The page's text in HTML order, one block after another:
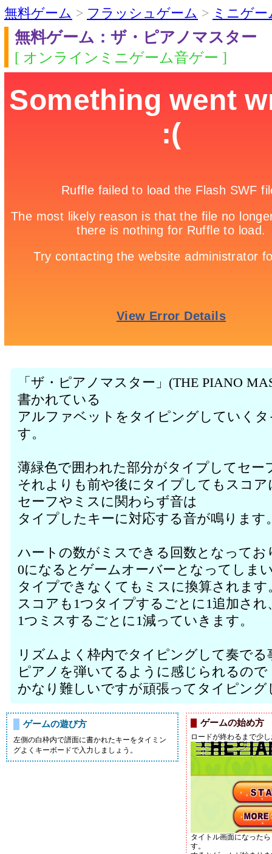
無料ゲーム > フラッシュゲーム > ミニゲー
無料ゲーム：ザ・ピアノマスター
[ オンラインミニゲーム音ゲー ]
「ザ・ピアノマスター」(THE PIANO
書かれている
アルファベットをタイピングしていく
す。
薄緑色で囲われた部分がタイプしてセー
それよりも前や後にタイプしてもスコ
セーフやミスに関わらず音は
タイプしたキーに対応する音が鳴ります
ハートの数がミスできる回数となってお
0になるとゲームオーバーとなってしま
タイプできなくてもミスに換算されます
スコアも1つタイプするごとに1追加され
1つミスするごとに1減っていきます。
リズムよく枠内でタイピングして奏で
ピアノを弾いてるように感じられるので
かなり難しいですが頑張ってタイピン
ゲームの遊び方
左側の白枠内で譜面に書かれたキーをタイミン
グよくキーボードで入力しましょう。
ゲームの始め方
ロードが終わるまで少
タイトル画面になったら
す。